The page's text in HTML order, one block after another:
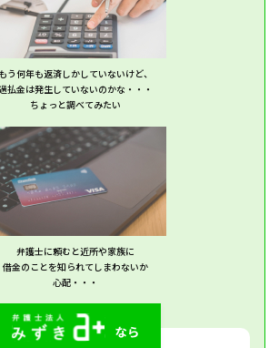
もう何年も返済しかしていないけど、
過払金は発生していないのかな・・・
ちょっと調べてみたい
弁護士に頼むと近所や家族に
借金のことを知られてしまわないか
心配・・・